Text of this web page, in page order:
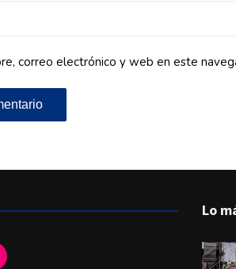
correo electrónico y web en este
Lo